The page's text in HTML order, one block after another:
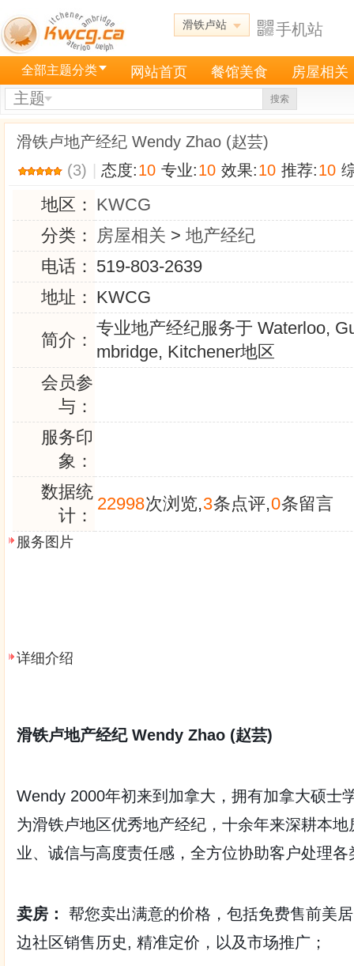
滑铁卢站 手机站
全部主题分类 网站首页 餐馆美食 房屋相关
主题 搜索
滑铁卢地产经纪 Wendy Zhao (赵芸)
(3)
态度:10 专业:10 效果:10 推荐:10
地区： KWCG
分类： 房屋相关 > 地产经纪
电话： 519-803-2639
地址： KWCG
简介：
专业地产经纪服务于 Waterloo,
mbridge, Kitchener地区
会员参
与：
服务印
象：
数据统
计：
22998次浏览,3条点评,0条留言
服务图片
详细介绍
滑铁卢地产经纪 Wendy Zhao (赵芸)
Wendy 2000年初来到加拿大，拥有加拿大硕士
为滑铁卢地区优秀地产经纪，十余年来深耕本
业、诚信与高度责任感，全方位协助客户处理
卖房：
帮您卖出满意的价格，包括免费售前美
边社区销售历史, 精准定价，以及市场推广；